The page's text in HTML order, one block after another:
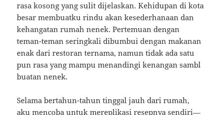
rasa kosong yang sulit dijelaskan. Kehidupan di kota
besar membuatku rindu akan kesederhanaan dan
kehangatan rumah nenek. Pertemuan dengan
teman-teman seringkali dibumbui dengan makanan
enak dari restoran ternama, namun tidak ada satu
pun rasa yang mampu menandingi kenangan sambl
buatan nenek.
Selama bertahun-tahun tinggal jauh dari rumah,
aku mencoba untuk mereplikasi resepnya sendiri—